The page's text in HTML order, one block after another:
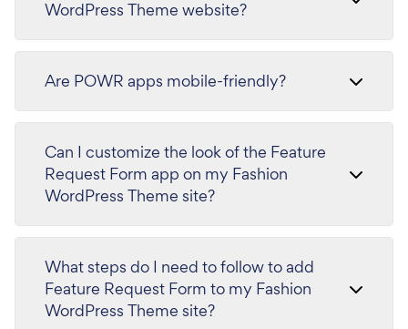
WordPress Theme website?
Are POWR apps mobile-friendly?
Can I customize the look of the Feature
Request Form app on my Fashion
WordPress Theme site?
What steps do I need to follow to add
Feature Request Form to my Fashion
WordPress Theme site?